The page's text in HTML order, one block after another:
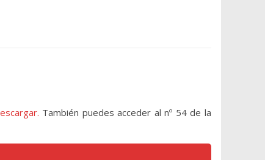
También puedes acceder al nº 54 de la